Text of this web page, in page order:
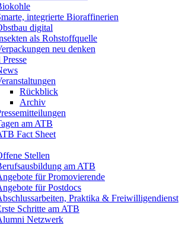
integrierte Bioraffinerien
digital
als Rohstoffquelle
neu denken
Rückblick
Archiv
am ATB
Fact Sheet
Stellen
am ATB
für Promovierende
für Postdocs
Praktika & Freiwilligendienst
Schritte am ATB
Netzwerk